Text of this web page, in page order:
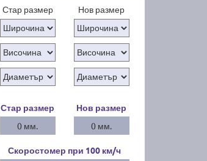
Стар размер Нов размер
Стар размер
0 мм.
Нов размер
0 мм.
Скоростомер при 100 км/ч